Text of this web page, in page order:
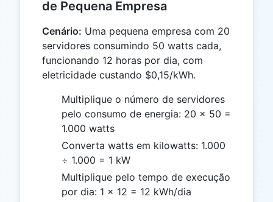
de Pequena Empresa
Cenário: Uma pequena empresa com 20
servidores consumindo 50 watts cada,
funcionando 12 horas por dia, com
eletricidade custando $0,15/kWh.
Multiplique o número de servidores
pelo consumo de energia: 20 × 50 =
1.000 watts
Converta watts em kilowatts: 1.000
÷ 1.000 = 1 kW
Multiplique pelo tempo de execução
por dia: 1 × 12 = 12 kWh/dia